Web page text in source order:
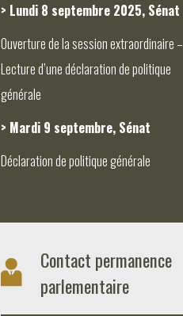
> Lundi 8 septembre 2025, Sénat
Ouverture de la session extraordinaire –
Lecture d’une déclaration de politique
générale
> Mardi 9 septembre, Sénat
Déclaration de politique générale
Contact permanence
parlementaire